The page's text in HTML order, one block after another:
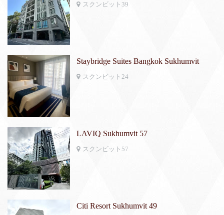
スクンビット39
Staybridge Suites Bangkok Sukhumvit
スクンビット24
LAVIQ Sukhumvit 57
スクンビット57
Citi Resort Sukhumvit 49